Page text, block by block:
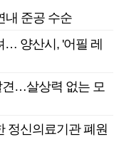
내 준공 수순
… 양산시, '어필 레
견…살상력 없는 모
정신의료기관 폐원